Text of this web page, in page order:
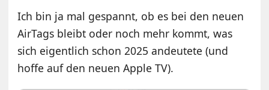
Ich bin ja mal gespannt, ob es bei den neuen
AirTags bleibt oder noch mehr kommt, was
sich eigentlich schon 2025 andeutete (und
hoffe auf den neuen Apple TV).